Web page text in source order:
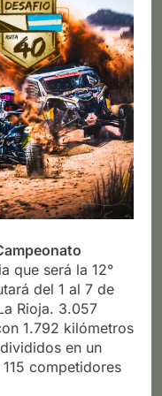
que será la 12°
del 1 al 7 de
Rioja. 3.057
1.792 kilómetros
en un
competidores